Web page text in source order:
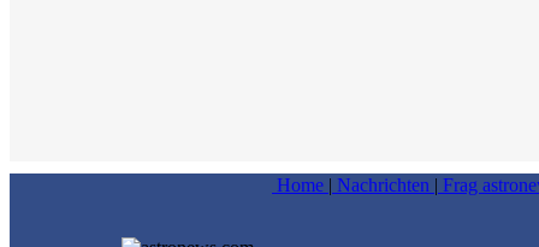
Home | Nachrichten | Frag